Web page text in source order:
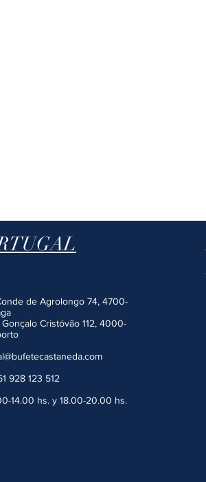
de Agrolongo 74, 4700-
Cristóvão 112, 4000-
928 123 512
14.00 hs. y 18.00-20.00 hs.